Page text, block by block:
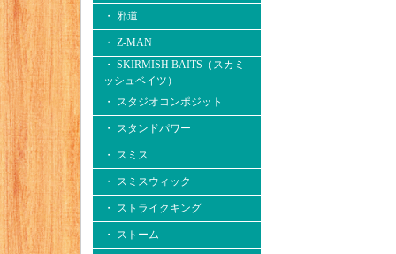
・ 邪道
・ Z-MAN
・ SKIRMISH BAITS（スカミ
ッシュベイツ）
・ スタジオコンポジット
・ スタンドパワー
・ スミス
・ スミスウィック
・ ストライクキング
・ ストーム